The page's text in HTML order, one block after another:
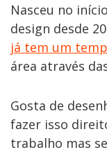
Nasceu no
design desde
já tem um
área através
Gosta de
fazer isso
trabalho mas